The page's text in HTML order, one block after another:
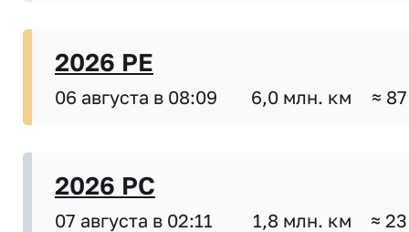
2026 PE
06 августа в 08:09 6,0 млн. км ≈
2026 PC
07 августа в 02:11 1,8 млн. км ≈